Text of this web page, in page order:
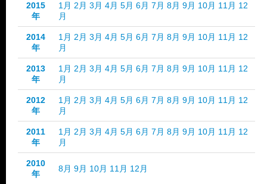
2015
年
1月 2月 3月 4月 5月 6月 7月 8月 9月 10月 11月 12
月
2014
年
1月 2月 3月 4月 5月 6月 7月 8月 9月 10月 11月 12
月
2013
年
1月 2月 3月 4月 5月 6月 7月 8月 9月 10月 11月 12
月
2012
年
1月 2月 3月 4月 5月 6月 7月 8月 9月 10月 11月 12
月
2011
年
1月 2月 3月 4月 5月 6月 7月 8月 9月 10月 11月 12
月
2010
年
8月 9月 10月 11月 12月